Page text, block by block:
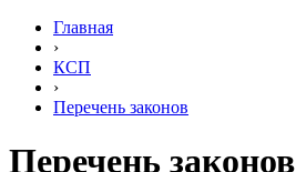
Главная
›
КСП
›
Перечень законов
Перечень законов